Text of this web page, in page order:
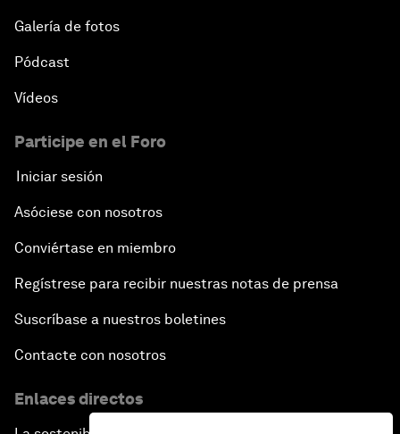
Galería de fotos
Pódcast
Vídeos
Participe en el Foro
Iniciar sesión
Asóciese con nosotros
Conviértase en miembro
Regístrese para recibir nuestras notas de prensa
Suscríbase a nuestros boletines
Contacte con nosotros
Enlaces directos